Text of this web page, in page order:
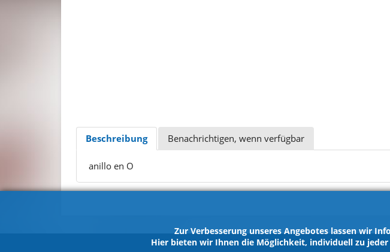
Zur Verbesserung unseres Angebotes lassen wir
Hier bieten wir Ihnen die Möglichkeit, individuell zu
Beschreibung Benachrichtigen, wenn verfügbar
anillo en O